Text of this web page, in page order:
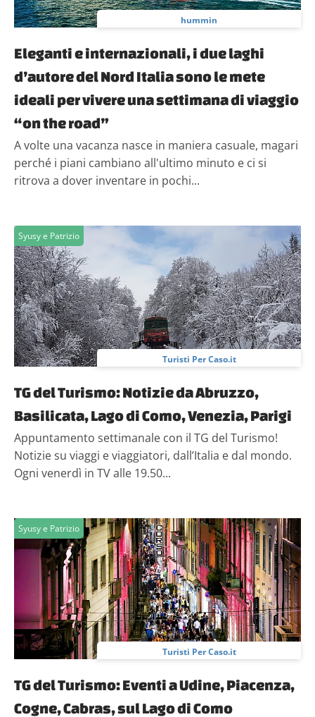
hummin
Eleganti e internazionali, i due laghi
d’autore del Nord Italia sono le mete
ideali per vivere una settimana di viaggio
“on the road”
A volte una vacanza nasce in maniera casuale, magari
perché i piani cambiano all'ultimo minuto e ci si
ritrova a dover inventare in pochi...
Syusy e Patrizio
Turisti Per Caso.it
TG del Turismo: Notizie da Abruzzo,
Basilicata, Lago di Como, Venezia, Parigi
Appuntamento settimanale con il TG del Turismo!
Notizie su viaggi e viaggiatori, dall’Italia e dal mondo.
Ogni venerdì in TV alle 19.50...
Syusy e Patrizio
Turisti Per Caso.it
TG del Turismo: Eventi a Udine, Piacenza,
Cogne, Cabras, sul Lago di Como